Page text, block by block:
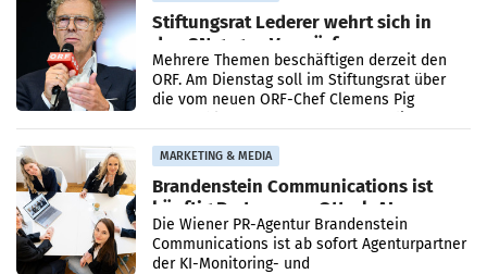
Stiftungsrat Lederer wehrt sich in
den SN gegen Vorwürfe
Mehrere Themen beschäftigen derzeit den
ORF. Am Dienstag soll im Stiftungsrat über
die vom neuen ORF-Chef Clemens Pig
MARKETING & MEDIA
Brandenstein Communications ist
künftig Partner von OtterlyAI
Die Wiener PR-Agentur Brandenstein
Communications ist ab sofort Agenturpartner
der KI-Monitoring- und